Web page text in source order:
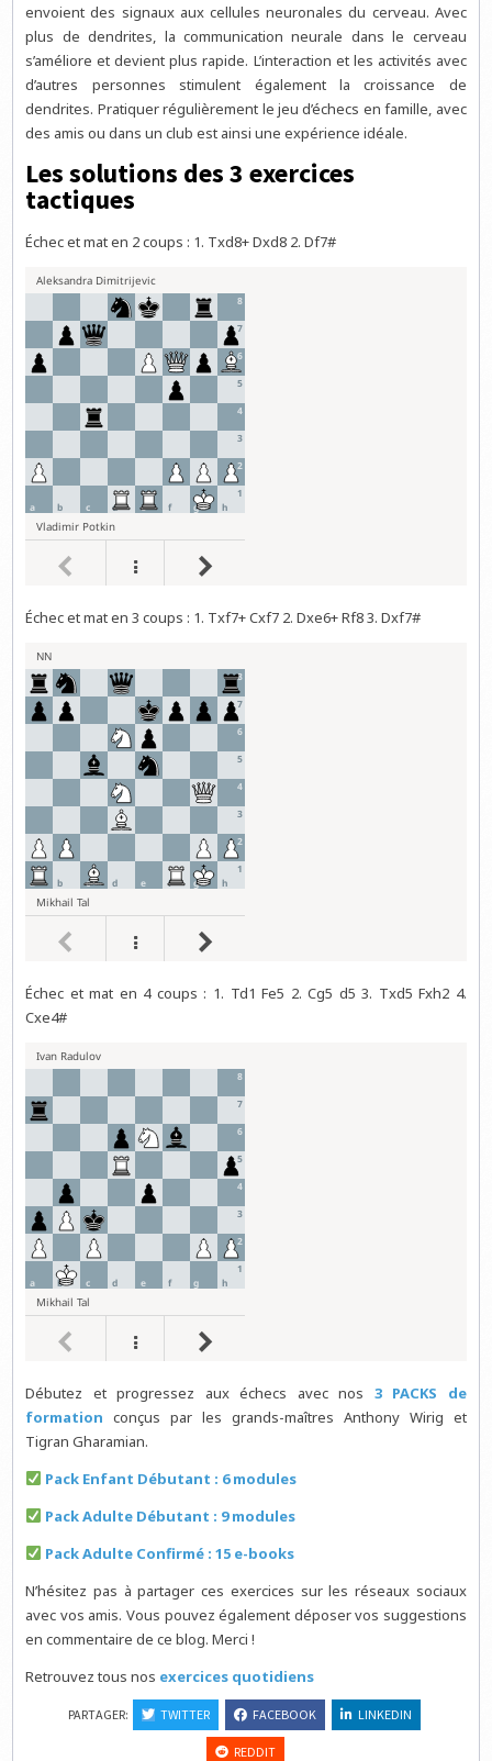
envoient des signaux aux cellules neuronales du cerveau. Avec
plus de dendrites, la communication neurale dans le cerveau
s’améliore et devient plus rapide. L’interaction et les activités avec
d’autres personnes stimulent également la croissance de
dendrites. Pratiquer régulièrement le jeu d’échecs en famille, avec
des amis ou dans un club est ainsi une expérience idéale.
Les solutions des 3 exercices
tactiques
Échec et mat en 2 coups : 1. Txd8+ Dxd8 2. Df7#
Échec et mat en 3 coups : 1. Txf7+ Cxf7 2. Dxe6+ Rf8 3. Dxf7#
Échec et mat en 4 coups : 1. Td1 Fe5 2. Cg5 d5 3. Txd5 Fxh2 4.
Cxe4#
Débutez et progressez aux échecs avec nos 3 PACKS de
formation conçus par les grands-maîtres Anthony Wirig et
Tigran Gharamian.
Pack Enfant Débutant : 6 modules
Pack Adulte Débutant : 9 modules
Pack Adulte Confirmé : 15 e-books
N’hésitez pas à partager ces exercices sur les réseaux sociaux
avec vos amis. Vous pouvez également déposer vos suggestions
en commentaire de ce blog. Merci !
Retrouvez tous nos exercices quotidiens
PARTAGER: TWITTER FACEBOOK LINKEDIN
REDDIT